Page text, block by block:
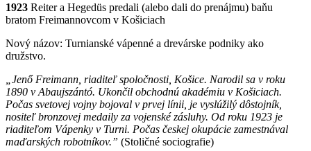
1923 Reiter a Hegedüs predali (alebo dali do prenájmu) baňu
bratom Freimannovcom v Košiciach
Nový názov: Turnianské vápenné a drevárske podniky ako
družstvo.
„Jenő Freimann, riaditeľ spoločnosti, Košice. Narodil sa v roku
1890 v Abaujszántó. Ukončil obchodnú akadémiu v Košiciach.
Počas svetovej vojny bojoval v prvej línii, je vyslúžilý dôstojník,
nositeľ bronzovej medaily za vojenské zásluhy. Od roku 1923 je
riaditeľom Vápenky v Turni. Počas českej okupácie zamestnával
maďarských robotníkov.” (Stoličné sociografie)